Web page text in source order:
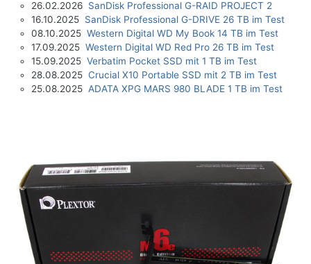
26.02.2026 SanDisk Professional G-RAID PROJECT 2
16.10.2025 SanDisk Professional G-DRIVE 26 TB im Test
08.10.2025 Western Digital WD My Book 14 TB im Test
17.09.2025 Western Digital WD Red Pro 26 TB im Test
15.09.2025 Verbatim Pocket SSD mit 1 TB im Test
28.08.2025 Crucial X10 Portable SSD mit 2 TB im Test
25.08.2025 ADATA XPG MARS 980 BLADE 1 TB im Test